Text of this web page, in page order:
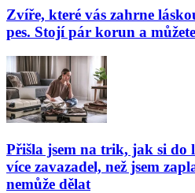
Zvíře, které vás zahrne
pes. Stojí pár korun a
Přišla jsem na trik, jak si do
více zavazadel, než jsem
nemůže dělat